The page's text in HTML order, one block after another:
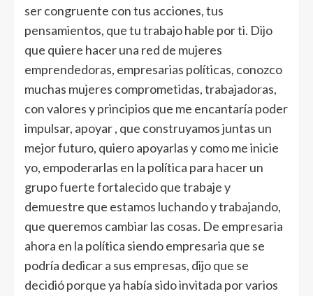
ser congruente con tus acciones, tus
pensamientos, que tu trabajo hable por ti. Dijo
que quiere hacer una red de mujeres
emprendedoras, empresarias políticas, conozco
muchas mujeres comprometidas, trabajadoras,
con valores y principios que me encantaría poder
impulsar, apoyar , que construyamos juntas un
mejor futuro, quiero apoyarlas y como me inicie
yo, empoderarlas en la política para hacer un
grupo fuerte fortalecido que trabaje y
demuestre que estamos luchando y trabajando,
que queremos cambiar las cosas. De empresaria
ahora en la política siendo empresaria que se
podría dedicar a sus empresas, dijo que se
decidió porque ya había sido invitada por varios